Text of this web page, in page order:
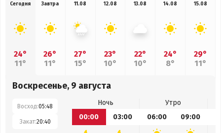
Сегодня
24°
11°
Завтра
26°
11°
11.08
27°
15°
12.08
23°
10°
13.08
22°
10°
14.08
24°
8°
15.08
29°
11°
Воскресенье, 9 августа
Восход:05:48
Закат:20:40
Ночь
Утро
00:00
03:00 06:00 09:00